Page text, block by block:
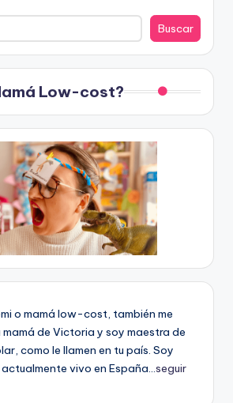
Buscar
Low-cost?
o mamá low-cost, también me
de Victoria y soy maestra de
como le llamen en tu país. Soy
vivo en España...seguir